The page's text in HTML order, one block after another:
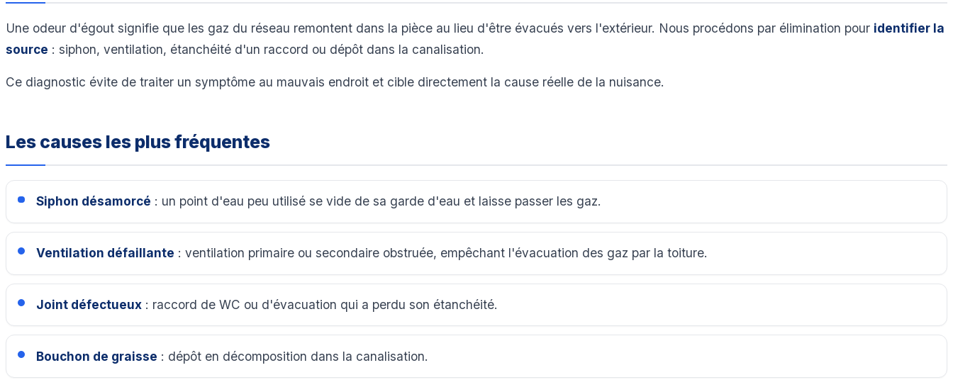
Une odeur d'égout signifie que les gaz du réseau remontent dans la pièce au lieu d'être évacués vers l'extérieur. Nous procédons par élimination pour identifier la
source : siphon, ventilation, étanchéité d'un raccord ou dépôt dans la canalisation.
Ce diagnostic évite de traiter un symptôme au mauvais endroit et cible directement la cause réelle de la nuisance.
Les causes les plus fréquentes
Siphon désamorcé : un point d'eau peu utilisé se vide de sa garde d'eau et laisse passer les gaz.
Ventilation défaillante : ventilation primaire ou secondaire obstruée, empêchant l'évacuation des gaz par la toiture.
Joint défectueux: raccord de WC ou d'évacuation qui a perdu son étanchéité.
Bouchon de graisse : dépôt en décomposition dans la canalisation.